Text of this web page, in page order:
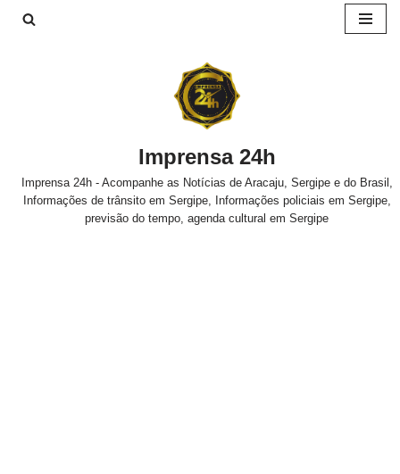
Imprensa 24h
Imprensa 24h - Acompanhe as Notícias de Aracaju, Sergipe e do Brasil,
Informações de trânsito em Sergipe, Informações policiais em Sergipe,
previsão do tempo, agenda cultural em Sergipe